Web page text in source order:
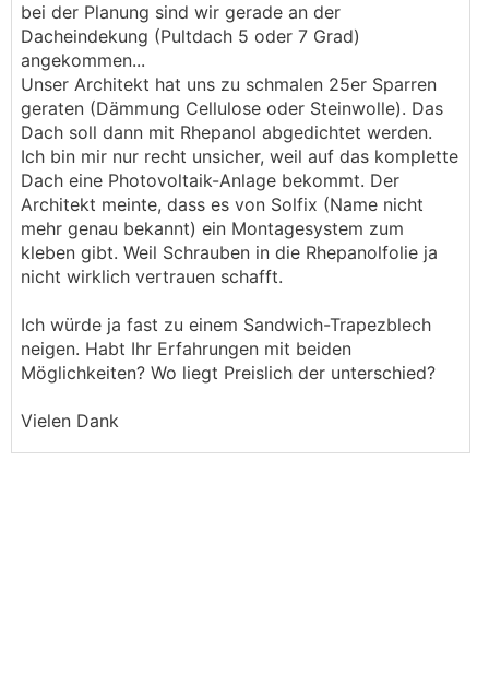
bei der Planung sind wir gerade an der
Dacheindekung (Pultdach 5 oder 7 Grad)
angekommen...
Unser Architekt hat uns zu schmalen 25er Sparren
geraten (Dämmung Cellulose oder Steinwolle). Das
Dach soll dann mit Rhepanol abgedichtet werden.
Ich bin mir nur recht unsicher, weil auf das komplette
Dach eine Photovoltaik-Anlage bekommt. Der
Architekt meinte, dass es von Solfix (Name nicht
mehr genau bekannt) ein Montagesystem zum
kleben gibt. Weil Schrauben in die Rhepanolfolie ja
nicht wirklich vertrauen schafft.
Ich würde ja fast zu einem Sandwich-Trapezblech
neigen. Habt Ihr Erfahrungen mit beiden
Möglichkeiten? Wo liegt Preislich der unterschied?
Vielen Dank